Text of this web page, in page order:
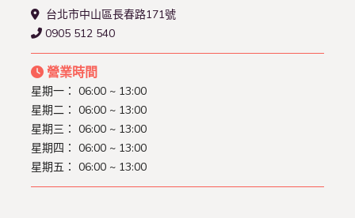
台北市中山區長春路171號
0905 512 540
營業時間
星期一： 06:00 ~ 13:00
星期二： 06:00 ~ 13:00
星期三： 06:00 ~ 13:00
星期四： 06:00 ~ 13:00
星期五： 06:00 ~ 13:00